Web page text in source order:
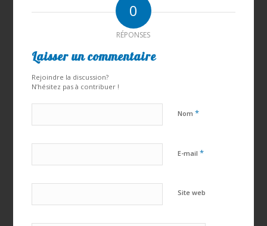
0
RÉPONSES
Laisser un commentaire
Rejoindre la discussion?
N’hésitez pas à contribuer !
Nom *
E-mail *
Site web